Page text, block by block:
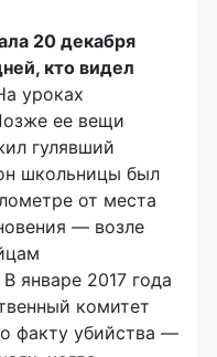
20 декабря
кто видел
уроках
ее вещи
гулявший
школьницы был
от места
— возле
январе 2017 года
комитет
факту убийства —